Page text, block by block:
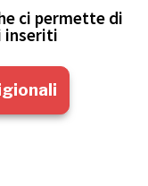
ci permette di
inseriti